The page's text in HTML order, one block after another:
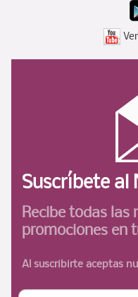
Suscríbete al
Recibe todas las
promociones en
Al suscribirte aceptas